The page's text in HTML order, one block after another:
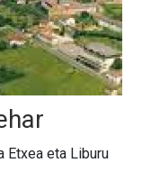
Etxea eta Liburu